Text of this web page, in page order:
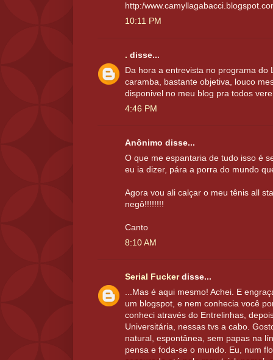
http:/
10:11 PM
. disse...
Da hora a entrevista no programa do
caramba, bastante objetiva, louco
disponivel no meu blog pra todos
4:46 PM
Anônimo disse...
O que me espantaria de tudo isso é
eu ia dizer, pára a porra do mundo
Agora vou ali calçar o meu tênis all
negô!!!!!!!!
Canto
8:10 AM
Serial Fuckerdisse...
...Mas é aqui mesmo! Achei. E
um blogspot, e nem conhecia você
conheci através do Entrelinhas,
Universitária, nessas tvs a cabo.
natural, espontânea, sem papas na
pensa e foda-se o mundo. Eu, num